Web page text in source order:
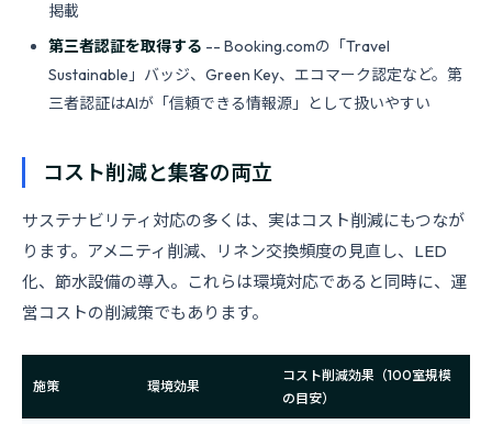
掲載
第三者認証を取得する -- Booking.comの「Travel
Sustainable」バッジ、Green Key、エコマーク認定など。第
三者認証はAIが「信頼できる情報源」として扱いやすい
コスト削減と集客の両立
サステナビリティ対応の多くは、実はコスト削減にもつなが
ります。アメニティ削減、リネン交換頻度の見直し、LED
化、節水設備の導入。これらは環境対応であると同時に、運
営コストの削減策でもあります。
施策 環境効果
コスト削減効果（100室規模
の目安）